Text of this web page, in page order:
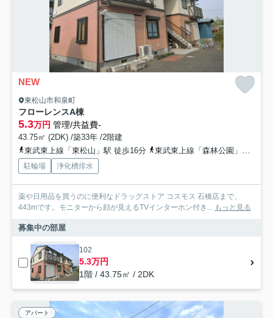
NEW
東松山市和泉町
フローレンスA棟
5.3万円 管理/共益費-
43.75㎡ (2DK) /築33年 /2階建
東武東上線「東松山」駅 徒歩16分
東武東上線「森林公園」駅 徒歩31分
駐輪場 浄化槽排水
薬や日用品を買うのに便利なドラッグストア コスモス 石橋店まで、
443mです。モニターから顔が見えるTVインターホン付き... もっと見る
募集中の部屋
102
5.3万円
1階 / 43.75㎡ / 2DK
アパート